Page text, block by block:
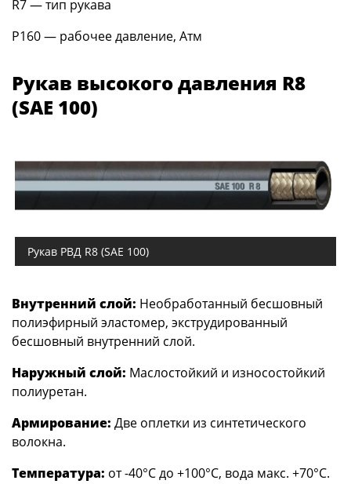
R7 — тип рукава
P160 — рабочее давление, Атм
Рукав высокого давления R8
(SAE 100)
Рукав РВД R8 (SAE 100)
Внутренний слой: Необработанный бесшовный
полиэфирный эластомер, экструдированный
бесшовный внутренний слой.
Наружный слой: Маслостойкий и износостойкий
полиуретан.
Армирование: Две оплетки из синтетического
волокна.
Температура: от -40°С до +100°С, вода макс. +70°С.